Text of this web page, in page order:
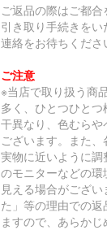
ご返品の際はご都
引き取り手続きを
連絡をお待ちくださ
ご注意
※当店で取り扱う商
多く、ひとつひと
干異なり、色むら
ございます。また
実物に近いように
のモニターなどの
見える場合がござ
た」等の理由での
ますので、あらかじ